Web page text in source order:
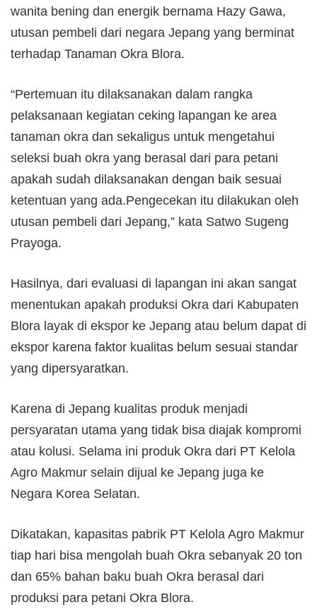
wanita bening dan energik bernama Hazy Gawa,
utusan pembeli dari negara Jepang yang berminat
terhadap Tanaman Okra Blora.
“Pertemuan itu dilaksanakan dalam rangka
pelaksanaan kegiatan ceking lapangan ke area
tanaman okra dan sekaligus untuk mengetahui
seleksi buah okra yang berasal dari para petani
apakah sudah dilaksanakan dengan baik sesuai
ketentuan yang ada.Pengecekan itu dilakukan oleh
utusan pembeli dari Jepang,” kata Satwo Sugeng
Prayoga.
Hasilnya, dari evaluasi di lapangan ini akan sangat
menentukan apakah produksi Okra dari Kabupaten
Blora layak di ekspor ke Jepang atau belum dapat di
ekspor karena faktor kualitas belum sesuai standar
yang dipersyaratkan.
Karena di Jepang kualitas produk menjadi
persyaratan utama yang tidak bisa diajak kompromi
atau kolusi. Selama ini produk Okra dari PT Kelola
Agro Makmur selain dijual ke Jepang juga ke
Negara Korea Selatan.
Dikatakan, kapasitas pabrik PT Kelola Agro Makmur
tiap hari bisa mengolah buah Okra sebanyak 20 ton
dan 65% bahan baku buah Okra berasal dari
produksi para petani Okra Blora.